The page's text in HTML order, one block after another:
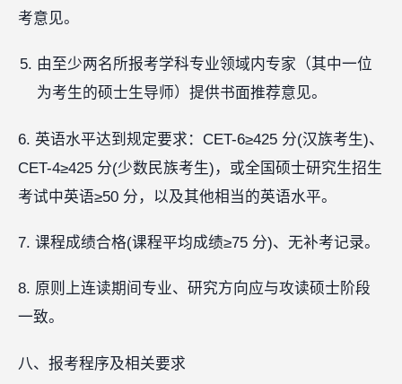
考意见。
由至少两名所报考学科专业领域内专家（其中一位
为考生的硕士生导师）提供书面推荐意见。
6. 英语水平达到规定要求：CET-6≥425 分(汉族考生)、
CET-4≥425 分(少数民族考生)，或全国硕士研究生招生
考试中英语≥50 分，以及其他相当的英语水平。
7. 课程成绩合格(课程平均成绩≥75 分)、无补考记录。
8. 原则上连读期间专业、研究方向应与攻读硕士阶段
一致。
八、报考程序及相关要求